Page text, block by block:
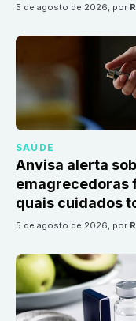
5 de agosto de 2026, por
SAÚDE
Anvisa alerta
emagrecedoras
quais cuidados
5 de agosto de 2026, por